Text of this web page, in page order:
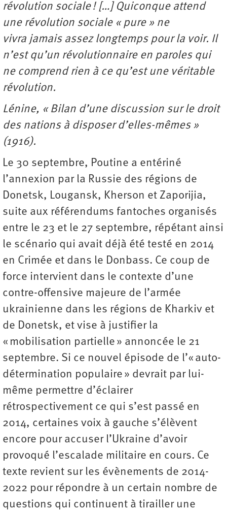
révolution sociale ! […] Quiconque attend
une révolution sociale « pure » ne
vivra jamais assez longtemps pour la voir. Il
n’est qu’un révolutionnaire en paroles qui
ne comprend rien à ce qu’est une véritable
révolution.
Lénine, « Bilan d’une discussion sur le droit
des nations à disposer d’elles-mêmes »
(1916).
Le 30 septembre, Poutine a entériné
l’annexion par la Russie des régions de
Donetsk, Lougansk, Kherson et Zaporijia,
suite aux référendums fantoches organisés
entre le 23 et le 27 septembre, répétant ainsi
le scénario qui avait déjà été testé en 2014
en Crimée et dans le Donbass. Ce coup de
force intervient dans le contexte d’une
contre-offensive majeure de l’armée
ukrainienne dans les régions de Kharkiv et
de Donetsk, et vise à justifier la
« mobilisation partielle » annoncée le 21
septembre. Si ce nouvel épisode de l’« auto-
détermination populaire » devrait par lui-
même permettre d’éclairer
rétrospectivement ce qui s’est passé en
2014, certaines voix à gauche s’élèvent
encore pour accuser l’Ukraine d’avoir
provoqué l’escalade militaire en cours. Ce
texte revient sur les évènements de 2014-
2022 pour répondre à un certain nombre de
questions qui continuent à tirailler une